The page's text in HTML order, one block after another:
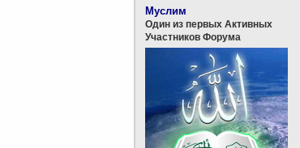
Муслим
Один из первых Активных
Участников Форума